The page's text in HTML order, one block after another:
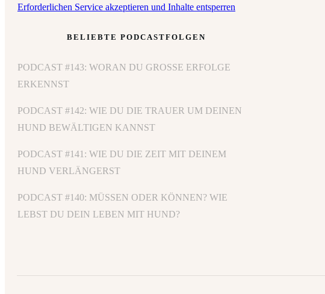
Erforderlichen Service akzeptieren und Inhalte entsperren
BELIEBTE PODCASTFOLGEN
PODCAST #143: WORAN DU GROSSE ERFOLGE E
RKENNST
PODCAST #142: WIE DU DIE TRAUER UM DEINEN
HUND BEWÄLTIGEN KANNST
PODCAST #141: WIE DU DIE ZEIT MIT DEINEM
HUND VERLÄNGERST
PODCAST #140: MÜSSEN ODER KÖNNEN? WIE
LEBST DU DEIN LEBEN MIT HUND?